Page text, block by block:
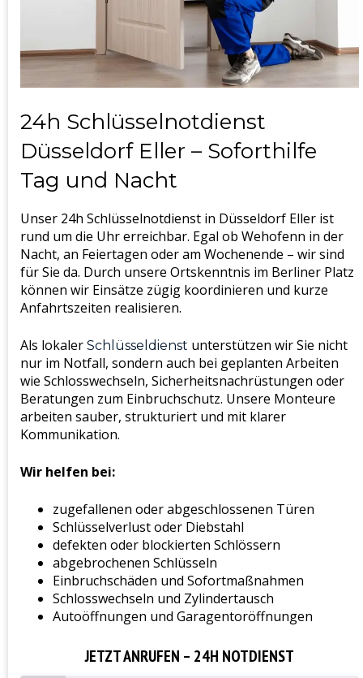
24h Schlüsselnotdienst
Düsseldorf Eller – Soforthilfe
Tag und Nacht
Unser 24h Schlüsselnotdienst in Düsseldorf Eller ist
rund um die Uhr erreichbar. Egal ob Wehofenn in der
Nacht, an Feiertagen oder am Wochenende – wir sind
für Sie da. Durch unsere Ortskenntnis im Berliner Platz
können wir Einsätze zügig koordinieren und kurze
Anfahrtszeiten realisieren.
Als lokaler Schlüsseldienst unterstützen wir Sie nicht
nur im Notfall, sondern auch bei geplanten Arbeiten
wie Schlosswechseln, Sicherheitsnachrüstungen oder
Beratungen zum Einbruchschutz. Unsere Monteure
arbeiten sauber, strukturiert und mit klarer
Kommunikation.
Wir helfen bei:
zugefallenen oder abgeschlossenen Türen
Schlüsselverlust oder Diebstahl
defekten oder blockierten Schlössern
abgebrochenen Schlüsseln
Einbruchschäden und Sofortmaßnahmen
Schlosswechseln und Zylindertausch
Autoöffnungen und Garagentoröffnungen
JETZT ANRUFEN – 24H NOTDIENST